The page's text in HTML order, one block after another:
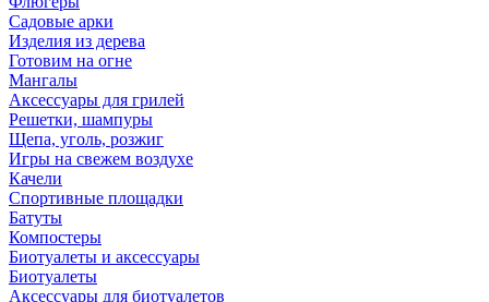
Садовые арки
Изделия из дерева
Готовим на огне
Мангалы
Аксессуары для грилей
Решетки, шампуры
Щепа, уголь, розжиг
Игры на свежем воздухе
Качели
Спортивные площадки
Батуты
Компостеры
Биотуалеты и аксессуары
Биотуалеты
Аксессуары для биотуалетов